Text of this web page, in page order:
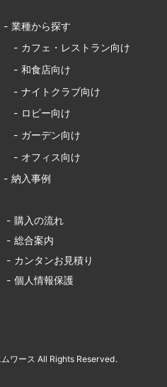
- 業種から探す
- カフェ・レストラン向け
- 和食店向け
- ナイトクラブ向け
- ロビー向け
- ガーデン向け
- オフィス向け
- 納入事例
- 購入の流れ
- 総合案内
- カンタンお見積り
- 個人情報保護
ワース All Rights Reserved.